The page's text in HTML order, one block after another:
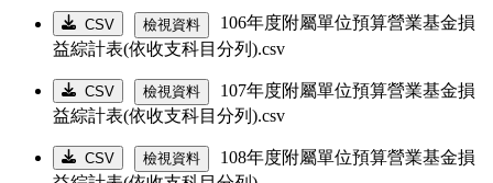
CSV 檢視資料
106年度附屬單位預算營業基金損
益綜計表(依收支科目分列).csv
CSV 檢視資料
107年度附屬單位預算營業基金損
益綜計表(依收支科目分列).csv
CSV 檢視資料
108年度附屬單位預算營業基金損